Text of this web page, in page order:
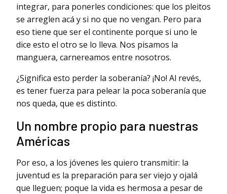
integrar, para ponerles condiciones: que los pleitos
se arreglen acá y si no que no vengan. Pero para
eso tiene que ser el continente porque si uno le
dice esto el otro se lo lleva. Nos pisamos la
manguera, carnereamos entre nosotros.
¿Significa esto perder la soberanía? ¡No! Al revés,
es tener fuerza para pelear la poca soberanía que
nos queda, que es distinto.
Un nombre propio para nuestras
Américas
Por eso, a los jóvenes les quiero transmitir: la
juventud es la preparación para ser viejo y ojalá
que lleguen; poque la vida es hermosa a pesar de